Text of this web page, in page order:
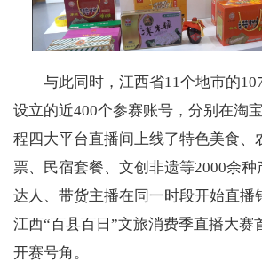
与此同时，江西省11个地市的
设立的近400个参赛账号，分别在淘
程四大平台直播间上线了特色美食、
票、民宿套餐、文创非遗等2000余
达人、带货主播在同一时段开始直播
江西“百县百日”文旅消费季直播大赛
开赛号角。